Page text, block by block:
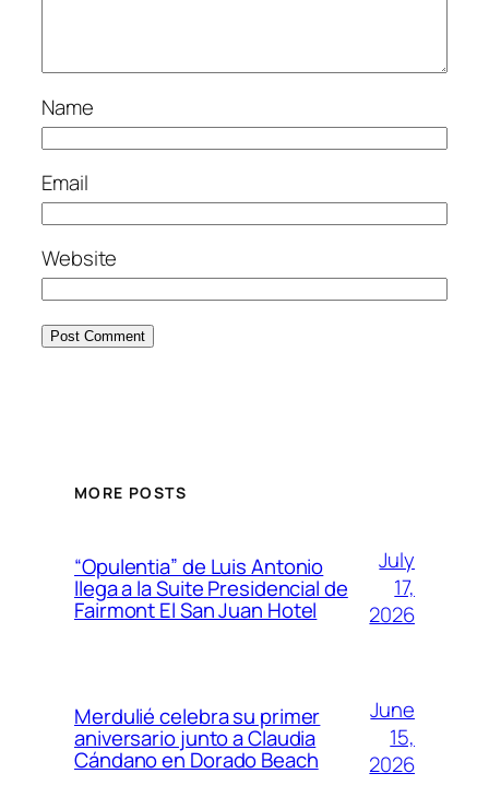
Name
Email
Website
MORE POSTS
“Opulentia” de Luis Antonio
llega a la Suite Presidencial de
Fairmont El San Juan Hotel
July
17,
2026
Merdulié celebra su primer
aniversario junto a Claudia
Cándano en Dorado Beach
June
15,
2026